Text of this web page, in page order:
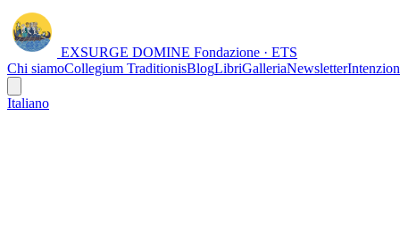
EXSURGE DOMINE Fondazione · ETS
Chi siamoCollegium TraditionisBlogLibriGalleriaNewsletter
Italiano